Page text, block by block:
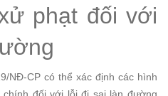
phạt đối với
NĐ-CP có thể xác định các hình